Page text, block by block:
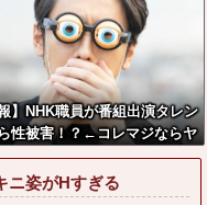
】NHK職員が番組出演タレン
性被害！？←コレマジならヤ
ーか？
ニ姿がHすぎる